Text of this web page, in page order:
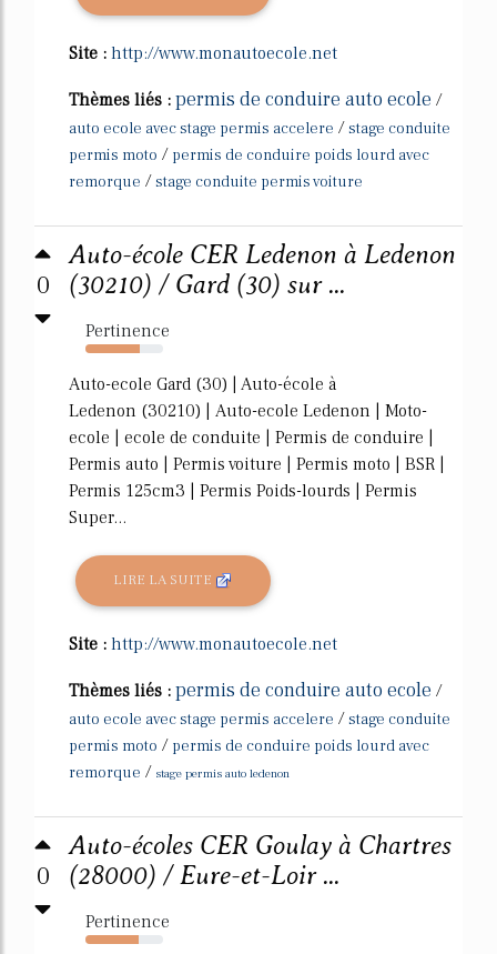
Site : http://www.monautoecole.net
Thèmes liés : permis de conduire auto ecole /
auto ecole avec stage permis accelere /stage conduite
permis moto / permis de conduire poids lourd avec
remorque /stage conduite permis voiture
0
Auto-école CER Ledenon à Ledenon
(30210) / Gard (30) sur ...
Pertinence
70%
Auto-ecole Gard (30) | Auto-école à
Ledenon (30210) | Auto-ecole Ledenon | Moto-
ecole | ecole de conduite | Permis de conduire |
Permis auto | Permis voiture | Permis moto | BSR |
Permis 125cm3 | Permis Poids-lourds | Permis
Super...
LIRE LA SUITE
Site : http://www.monautoecole.net
Thèmes liés : permis de conduire auto ecole /
auto ecole avec stage permis accelere /stage conduite
permis moto / permis de conduire poids lourd avec
remorque / stage permis auto ledenon
0
Auto-écoles CER Goulay à Chartres
(28000) / Eure-et-Loir ...
Pertinence
69%